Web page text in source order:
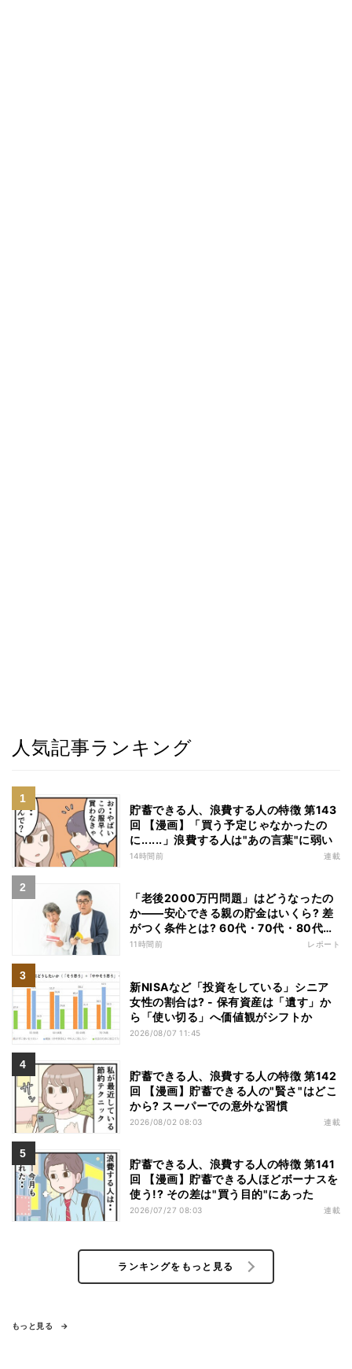
人気記事ランキング
貯蓄できる人、浪費する人の特徴 第143
回 【漫画】「買う予定じゃなかったの
に......」浪費する人は"あの言葉"に弱い
14時間前 連載
「老後2000万円問題」はどうなったの
か——安心できる親の貯金はいくら? 差
がつく条件とは? 60代・70代・80代の
老後資金目安をFPが試算してみた
11時間前 レポート
新NISAなど「投資をしている」シニア
女性の割合は? - 保有資産は「遺す」か
ら「使い切る」へ価値観がシフトか
2026/08/07 11:45
貯蓄できる人、浪費する人の特徴 第142
回 【漫画】貯蓄できる人の"賢さ"はどこ
から? スーパーでの意外な習慣
2026/08/02 08:03 連載
貯蓄できる人、浪費する人の特徴 第141
回 【漫画】貯蓄できる人ほどボーナスを
使う!? その差は"買う目的"にあった
2026/07/27 08:03 連載
ランキングをもっと見る
もっと見る